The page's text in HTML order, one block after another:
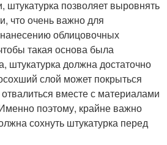
позволяет выровнять
что очень важно для
облицовочных
такая основа была
штукатурка должна достаточно
слой может покрыться
вместе с материалами
поэтому, крайне важно
сохнуть штукатурка перед